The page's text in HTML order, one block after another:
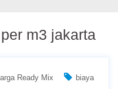
m3 jakarta
Ready Mix
biaya